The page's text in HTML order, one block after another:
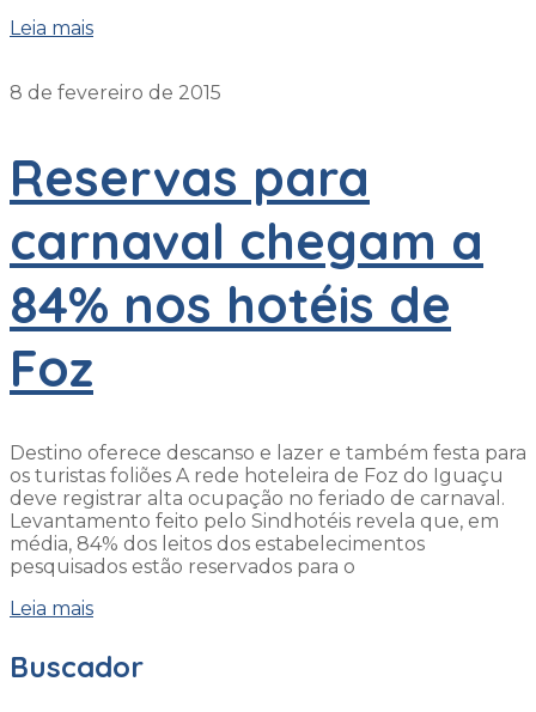
Leia mais
8 de fevereiro de 2015
Reservas para
carnaval chegam a
84% nos hotéis de
Foz
Destino oferece descanso e lazer e também festa para
os turistas foliões A rede hoteleira de Foz do Iguaçu
deve registrar alta ocupação no feriado de carnaval.
Levantamento feito pelo Sindhotéis revela que, em
média, 84% dos leitos dos estabelecimentos
pesquisados estão reservados para o
Leia mais
Buscador